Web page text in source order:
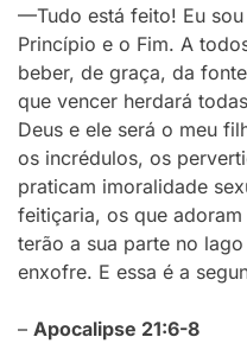
—Tudo está feito! Eu
Princípio e o Fim. A
beber, de graça, da
que vencer herdará
Deus e ele será o meu
os incrédulos, os
praticam imoralidade
feitiçaria, os que
terão a sua parte no
enxofre. E essa é a
– Apocalipse 21:6-8